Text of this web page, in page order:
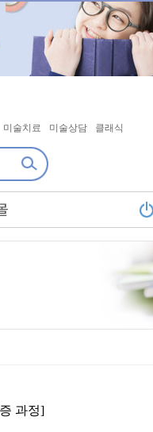
미술치료 미술상담 클래식
과정]